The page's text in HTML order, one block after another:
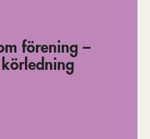
förening –